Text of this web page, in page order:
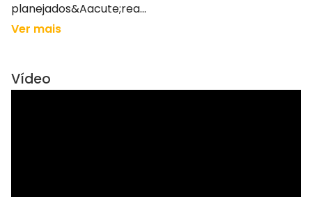
planejados&Aacute;rea...
Ver mais
Vídeo